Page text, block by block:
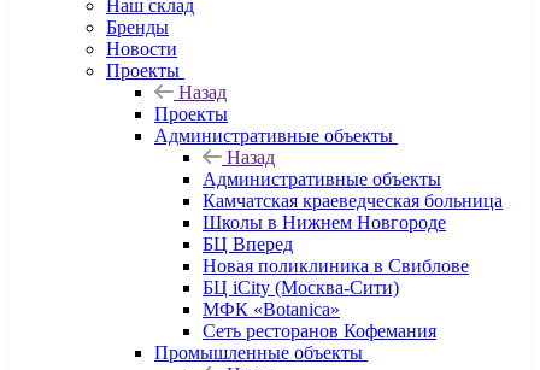
Наш склад
Бренды
Новости
Проекты
Назад
Проекты
Административные объекты
Назад
Административные объекты
Камчатская краеведческая больница
Школы в Нижнем Новгороде
БЦ Вперед
Новая поликлиника в Свиблове
БЦ iCity (Москва-Сити)
МФК «Botanica»
Сеть ресторанов Кофемания
Промышленные объекты